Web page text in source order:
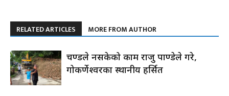
RELATED ARTICLES MORE FROM AUTHOR
प्रचण्डले नसकेको काम राजु पाण्डेले गरे,
गोकर्णेश्वरका स्थानीय हर्सित